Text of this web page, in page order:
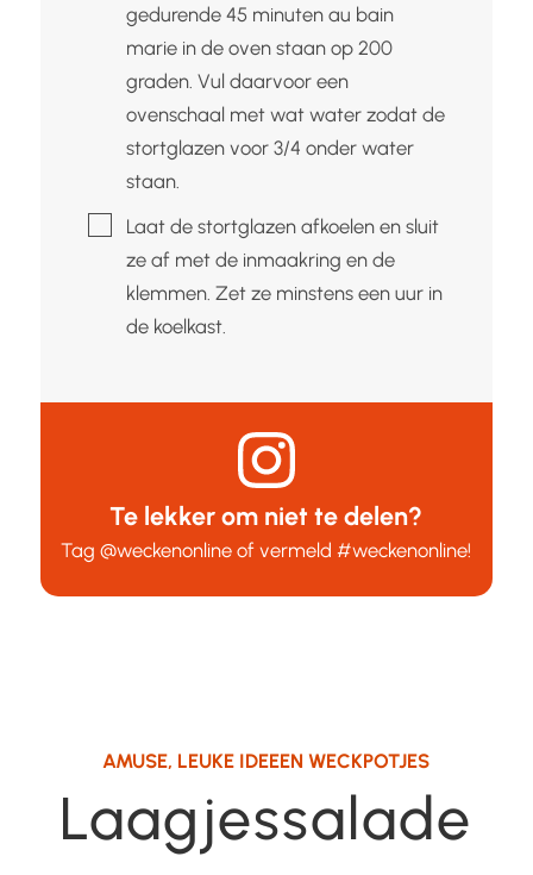
gedurende 45 minuten au bain
marie in de oven staan op 200
graden. Vul daarvoor een
ovenschaal met wat water zodat de
stortglazen voor 3/4 onder water
staan.
▢Laat de stortglazen afkoelen en sluit
ze af met de inmaakring en de
klemmen. Zet ze minstens een uur in
de koelkast.
Te lekker om niet te delen?
Tag@weckenonline of vermeld#weckenonline!
AMUSE, LEUKE IDEEEN WECKPOTJES
Laagjessalade